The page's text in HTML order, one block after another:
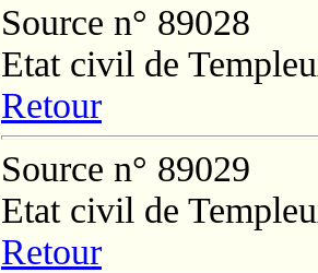
Source n° 89028
Etat civil de
Retour
Source n° 89029
Etat civil de
Retour